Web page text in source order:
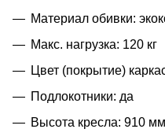
Материал обивки:
Макс. нагрузка: 120 кг
Цвет (покрытие)
Подлокотники: да
Высота кресла: 910 мм